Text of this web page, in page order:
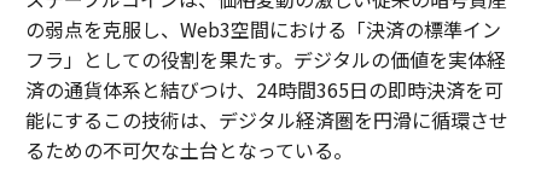
の弱点を克服し、Web3空間における「決済の標準イン
フラ」としての役割を果たす。デジタルの価値を実体経
済の通貨体系と結びつけ、24時間365日の即時決済を可
能にするこの技術は、デジタル経済圏を円滑に循環させ
るための不可欠な土台となっている。